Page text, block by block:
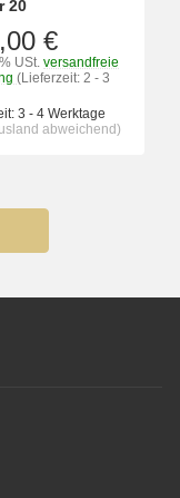
20
€
USt. versandfreie
(Lieferzeit: 2 - 3
3 - 4 Werktage
abweichend)